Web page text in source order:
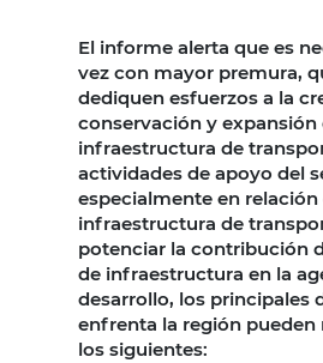
El informe alerta que es
vez con mayor premura,
dediquen esfuerzos a la
conservación y expansión
infraestructura de
actividades de apoyo del
especialmente en relación
infraestructura de
potenciar la contribución
de infraestructura en la
desarrollo, los principales
enfrenta la región pueden
los siguientes: